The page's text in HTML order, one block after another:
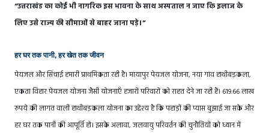
“उत्तराखंड का कोई भी नागरिक इस भावना के साथ अस्पताल न जाए कि इलाज के
लिए उसे राज्य की सीमाओं से बाहर जाना पड़े।”
हर घर तक पानी, हर खेत तक जीवन
पेयजल और सिंचाई हमारी प्राथमिकता रही है। मायापुर पेयजल योजना, नया गांव हाथीबड़कला,
एकता विहार पेयजल योजना जैसी योजनाएँ हजारों परिवारों को राहत देने जा रही हैं। 619.66 लाख
रुपये की लागत वाली हाथीबड़कला योजना का उद्देश्य है कि पहाड़ों की प्यास बुझाई जा सके और
हर घर तक पानी की आपूर्ति हो। इसके अलावा, जलवायु परिवर्तन की चुनौतियों को ध्यान में